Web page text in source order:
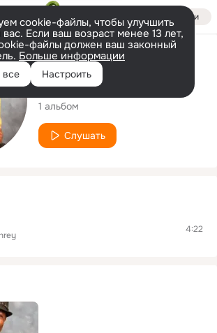
Войти
cookie-файлы, чтобы улучшить
Если ваш возраст менее 13 лет,
файлы должен ваш законный
Больше информации
все Настроить
Исполнитель
Peter Humphrey
1 альбом
Слушать
4:22